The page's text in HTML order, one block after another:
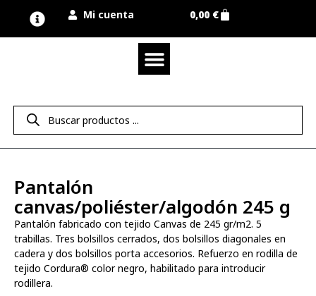
Mi cuenta 0,00 €
Pantalón
canvas/poliéster/algodón 245 g
Pantalón fabricado con tejido Canvas de 245 gr/m2. 5
trabillas. Tres bolsillos cerrados, dos bolsillos diagonales en
cadera y dos bolsillos porta accesorios. Refuerzo en rodilla de
tejido Cordura® color negro, habilitado para introducir
rodillera.